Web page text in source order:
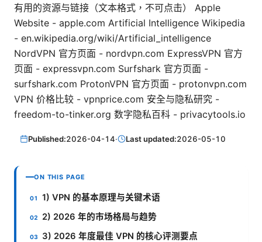
有用的资源与链接（文本格式，不可点击） Apple
Website - apple.com Artificial Intelligence Wikipedia
- en.wikipedia.org/wiki/Artificial_intelligence
NordVPN 官方页面 - nordvpn.com ExpressVPN 官方
页面 - expressvpn.com Surfshark 官方页面 -
surfshark.com ProtonVPN 官方页面 - protonvpn.com
VPN 价格比较 - vpnprice.com 安全与隐私研究 -
freedom-to-tinker.org 数字隐私百科 - privacytools.io
Published:2026-04-14· Last updated:2026-05-10
ON THIS PAGE
1) VPN 的基本原理与关键术语
2) 2026 年的市场格局与趋势
3) 2026 年度最佳 VPN 的核心评测要点